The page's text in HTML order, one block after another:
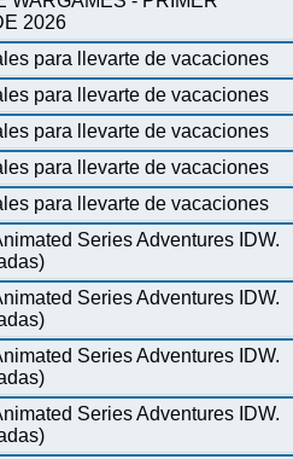
2026
para llevarte de vacaciones
para llevarte de vacaciones
para llevarte de vacaciones
para llevarte de vacaciones
para llevarte de vacaciones
Series Adventures IDW.
Series Adventures IDW.
Series Adventures IDW.
Series Adventures IDW.